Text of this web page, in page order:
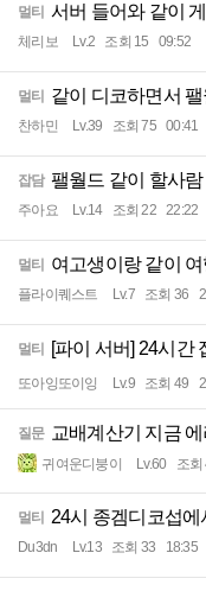
멀티 서버 들어와 같이
체리보 Lv.2 조회 15 09:52
멀티 같이 디코하면서
찬하민 Lv.39 조회 75 00:41
잡담 팰월드 같이 할사람
주아요 Lv.14 조회 22 22:22
멀티 여고생이랑 같이
플라이퀘스트 Lv.7 조회 36
멀티 [파이 서버] 24시간
또아잉또이잉 Lv.9 조회 49
질문 교배계산기 지금
귀여운디붕이 Lv.60 조회
멀티 24시 종겜디코섭에
Du3dn Lv.13 조회 33 18:35